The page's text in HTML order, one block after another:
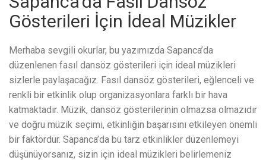
Gösterileri İçin İdeal Müzikler
Merhaba sevgili okurlar, bu yazımızda Sapanca’da
düzenlenen fasıl dansöz gösterileri için ideal müzikleri
sizlerle paylaşacağız. Fasıl dansöz gösterileri, eğlenceli ve
renkli bir etkinlik olup organizasyonlara farklı bir hava
katmaktadır. Müzik, dansöz gösterilerinin olmazsa olmazıdır
ve doğru müzik seçimi, etkinliğin başarısını etkileyen önemli
bir faktördür. Sapanca’da bu tarz etkinlikler düzenlemeyi
düşünüyorsanız, sizin için ideal müzikleri belirlemeniz